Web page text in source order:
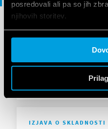
posredovali ali pa so jih
njihovih storitev.
Cookie policy.
DoC 13 Series -
IZJAVA O SKLADNOSTI